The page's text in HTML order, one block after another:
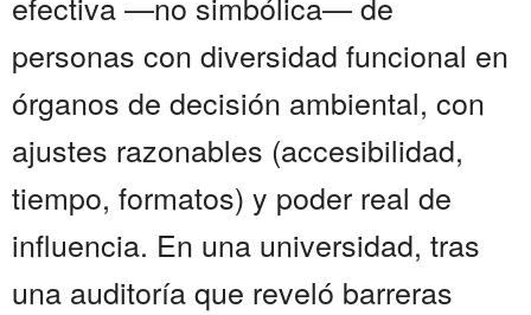
personas con diversidad funcional en
órganos de decisión ambiental, con
ajustes razonables (accesibilidad,
tiempo, formatos) y poder real de
influencia. En una universidad, tras
una auditoría que reveló barreras